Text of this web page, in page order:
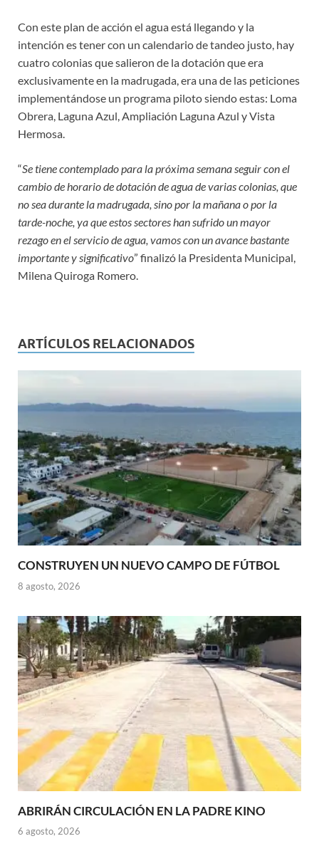
Con este plan de acción el agua está llegando y la
intención es tener con un calendario de tandeo justo, hay
cuatro colonias que salieron de la dotación que era
exclusivamente en la madrugada, era una de las peticiones
implementándose un programa piloto siendo estas: Loma
Obrera, Laguna Azul, Ampliación Laguna Azul y Vista
Hermosa.
“Se tiene contemplado para la próxima semana seguir con el
cambio de horario de dotación de agua de varias colonias, que
no sea durante la madrugada, sino por la mañana o por la
tarde-noche, ya que estos sectores han sufrido un mayor
rezago en el servicio de agua, vamos con un avance bastante
importante y significativo” finalizó la Presidenta Municipal,
Milena Quiroga Romero.
ARTÍCULOS RELACIONADOS
CONSTRUYEN UN NUEVO CAMPO DE FÚTBOL
8 agosto, 2026
ABRIRÁN CIRCULACIÓN EN LA PADRE KINO
6 agosto, 2026